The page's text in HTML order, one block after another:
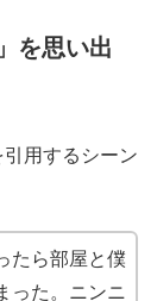
を思い出
用するシーン
たら部屋と僕
った。ニンニ